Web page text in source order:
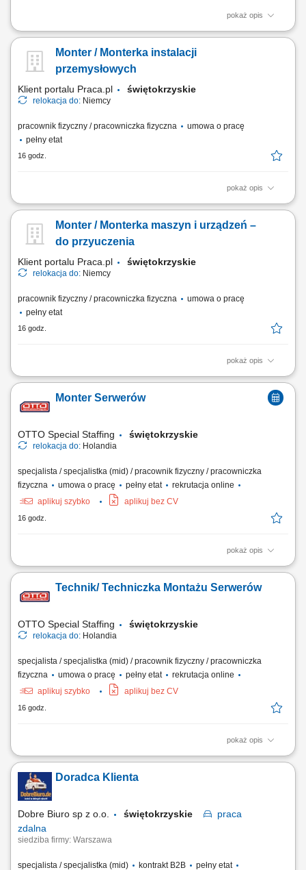
pokaż opis
Twoje zadania: Przygotowanie miejsca pracy Spawanie blach o
Spawanie zgodnie z dokumentacją techniczną Kontrola jakości
wyrobów spawanych
Monter / Monterka instalacji
przemysłowych
Klient portalu Praca.pl świętokrzyskie
relokacja do: Niemcy
pracownik fizyczny / pracowniczka fizyczna
umowa o pracę
pełny etat
16 godz.
pokaż opis
Montaż mechaniczny maszyn i urządzeń przemysłowych zgodnie z
pneumatycznych, sterujących oraz czujników. Uruchamianie oraz
testowanie gotowych urządzeń. Wykonywanie prac serwisowych i
Monter / Monterka maszyn i urządzeń –
do przyuczenia
Klient portalu Praca.pl świętokrzyskie
relokacja do: Niemcy
pracownik fizyczny / pracowniczka fizyczna
umowa o pracę
pełny etat
16 godz.
pokaż opis
Wykonywanie prac monterskich, mechanicznych i ślusarskich zgodnie z
dokumentacją techniczną. Montaż elementów pneumatyki, sterowania,
czujników oraz innych podzespołów. Udział w montażu linii i maszyn
przemysłowych. Praca zespołowa oraz realizacja zadań samodzielnie.
Monter Serwerów
OTTO Special Staffing świętokrzyskie
relokacja do: Holandia
specjalista / specjalistka (mid) / pracownik fizyczny / pracowniczka
fizyczna
umowa o pracę pełny etat
rekrutacja online
aplikuj szybko
aplikuj bez CV
16 godz.
pokaż opis
Praca w firmie oznacza pracę w szybko rozwijającej się,
środowiska, w którym liczą się innowacje i rozwój. Jasne procesy i
praca zespołowa pomagają ludziom skutecznie współpracować. Masz
Technik/ Techniczka Montażu Serwerów
OTTO Special Staffing świętokrzyskie
relokacja do: Holandia
specjalista / specjalistka (mid) / pracownik fizyczny / pracowniczka
fizyczna
umowa o pracę pełny etat
rekrutacja online
aplikuj szybko
aplikuj bez CV
16 godz.
pokaż opis
Opis stanowiska: składanie i przygotowywanie serwerów oraz urządzeń
montażowych z zachowaniem obowiązujących norm jakościowych,
realizacja planów produkcyjnych i terminowe przygotowywanie
Doradca Klienta
Dobre Biuro sp z o.o. świętokrzyskie
praca
zdalna
siedziba firmy: Warszawa
specjalista / specjalistka (mid) kontrakt B2B
pełny etat